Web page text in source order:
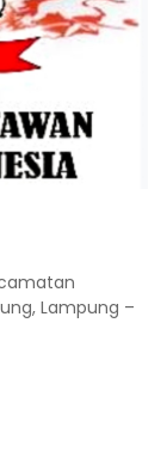
Lampung –